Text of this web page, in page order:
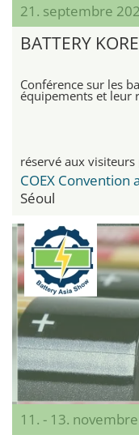
21. septembre
BATTERY
Conférence sur les
équipements et leur
réservé aux
COEX Convention
Séoul
11. - 13.